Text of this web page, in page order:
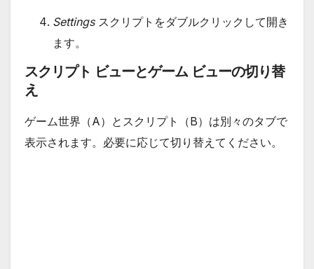
Settings スクリプトをダブルクリックして開き
ます。
スクリプト ビューとゲーム ビューの切り替
え
ゲーム世界（A）とスクリプト（B）は別々のタブで
表示されます。必要に応じて切り替えてください。